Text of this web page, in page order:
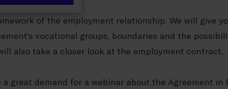
of the employment relationship. We will give
vocational groups, boundaries and the
also take a closer look at the employment contract.
a great demand for a webinar about the Agreement in